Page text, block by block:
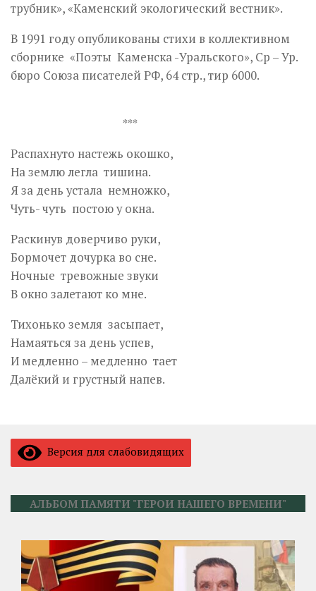
трубник», «Каменский экологический вестник».
В 1991 году опубликованы стихи в коллективном
сборнике «Поэты Каменска -Уральского», Ср – Ур.
бюро Союза писателей РФ, 64 стр., тир 6000.
***
Распахнуто настежь окошко,
На землю легла тишина.
Я за день устала немножко,
Чуть- чуть постою у окна.
Раскинув доверчиво руки,
Бормочет дочурка во сне.
Ночные тревожные звуки
В окно залетают ко мне.
Тихонько земля засыпает,
Намаяться за день успев,
И медленно – медленно тает
Далёкий и грустный напев.
Версия для слабовидящих
АЛЬБОМ ПАМЯТИ "ГЕРОИ НАШЕГО ВРЕМЕНИ"